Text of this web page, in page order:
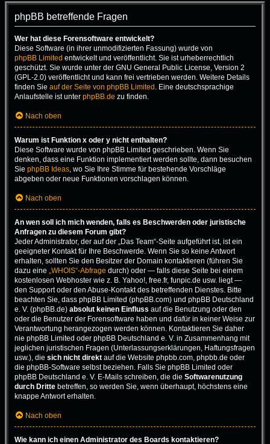
phpBB betreffende Fragen
Wer hat diese Forensoftware entwickelt?
Diese Software (in ihrer unmodifizierten Fassung) wurde von
phpBB Limited entwickelt und veröffentlicht. Sie ist urheberrechtlich
geschützt. Sie wurde unter der GNU General Public License, Version 2
(GPL-2.0) veröffentlicht und kann frei vertrieben werden. Weitere Details
finden Sie auf der Seite von phpBB Limited . Eine deutschsprachige
Anlaufstelle ist unter phpBB.de zu finden.
Nach oben
Warum ist Funktion x oder y nicht enthalten?
Diese Software wurde von phpBB Limited geschrieben. Wenn Sie
denken, dass eine Funktion implementiert werden sollte, dann besuchen
Sie phpBB Ideas, wo Sie Ihre Stimme für bestehende Vorschläge
abgeben oder neue Funktionen vorschlagen können.
Nach oben
An wen soll ich mich wenden, falls es Beschwerden oder juristische
Anfragen zu diesem Forum gibt?
Jeder Administrator, der auf der „Das Team“-Seite aufgeführt ist, ist ein
geeigneter Kontakt für Ihre Beschwerde. Wenn Sie so keine Antwort
erhalten, sollten Sie den Besitzer der Domain kontaktieren (führen Sie
dazu eine „WHOIS“-Abfrage durch) oder — falls diese Seite bei einem
kostenlosen Webhoster wie z. B. Yahoo!, free.fr, funpic.de usw. liegt —
den Support oder den Abuse-Kontakt des betreffenden Dienstes. Bitte
beachten Sie, dass phpBB Limited (phpBB.com) und phpBB Deutschland
e. V. (phpBB.de) absolut keinen Einfluss auf die Benutzung oder den
oder die Benutzer der Forensoftware haben und dafür in keiner Weise zur
Verantwortung herangezogen werden können. Kontaktieren Sie daher
nie phpBB Limited oder phpBB Deutschland e. V. in Zusammenhang mit
jeglichen juristischen Fragen (Unterlassungserklärungen, Haftungsfragen
usw.), die sich nicht direkt auf die Website phpbb.com, phpbb.de oder
die phpBB-Software selbst beziehen. Falls Sie phpBB Limited oder
phpBB Deutschland e. V. E-Mails schreiben, die die Softwarenutzung
durch Dritte betreffen, so werden Sie, wenn überhaupt, höchstens eine
knappe Antwort erhalten.
Nach oben
Wie kann ich einen Administrator des Boards kontaktieren?